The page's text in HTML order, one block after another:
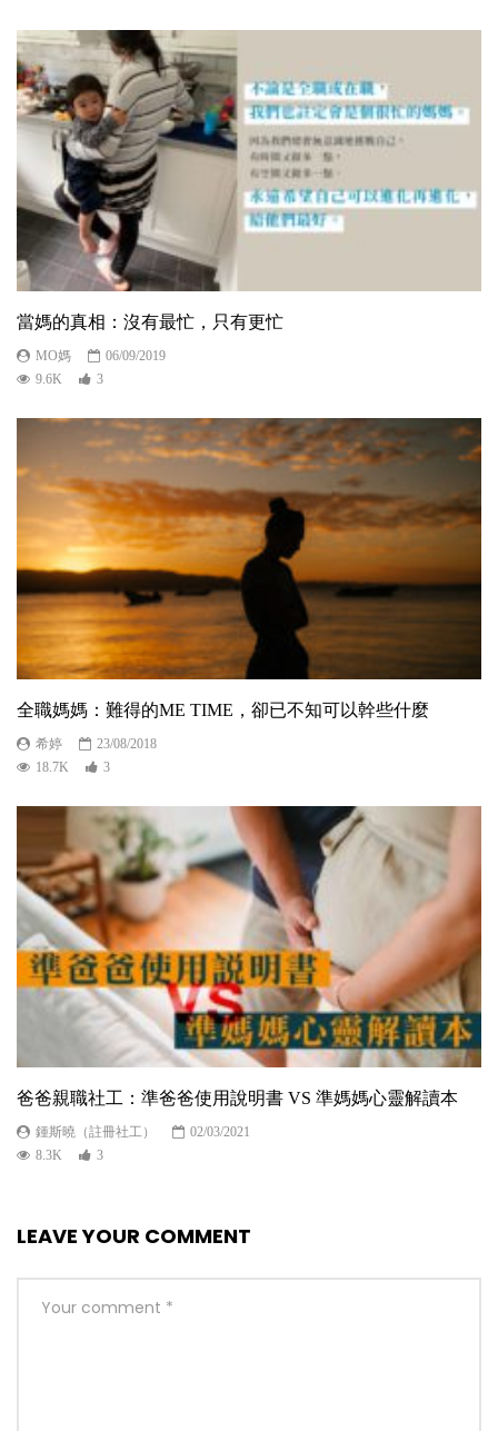
當媽的真相：沒有最忙，只有更忙
MO媽
06/09/2019
9.6K
3
全職媽媽：難得的ME TIME，卻已不知可以幹些什麼
希婷
23/08/2018
18.7K
3
爸爸親職社工：準爸爸使用說明書 VS 準媽媽心靈解讀本
鍾斯曉（註冊社工）
02/03/2021
8.3K
3
LEAVE YOUR COMMENT